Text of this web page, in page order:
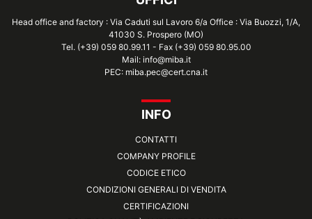
Head office and factory : Via Caduti sul Lavoro 6/a Office : Via Buozzi, 1/A,
41030 S. Prospero (MO)
Tel. (+39) 059 80.99.11 - Fax (+39) 059 80.95.00
Mail: info@miba.it
PEC: miba.pec@cert.cna.it
INFO
CONTATTI
COMPANY PROFILE
CODICE ETICO
CONDIZIONI GENERALI DI VENDITA
CERTIFICAZIONI